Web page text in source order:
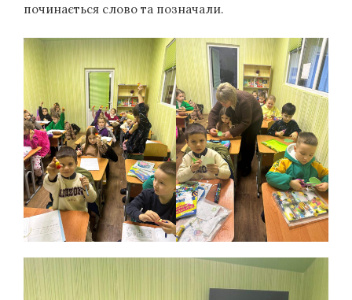
починається слово та позначали.